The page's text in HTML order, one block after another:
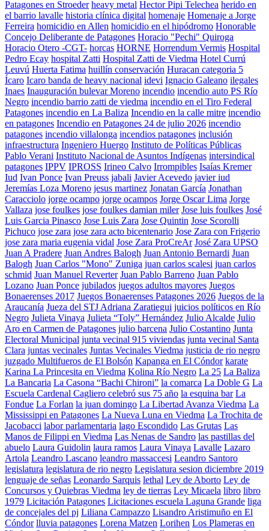
Patagones en Stroeder heavy metal Hector Pipi Telechea herido en
el barrio lavalle historia clínica digital homenaje Homenaje a Jorge
Ferreira homicidio en Allen homicidio en el hipódromo Honorable
Concejo Deliberante de Patagones Horacio "Pechi" Quiroga
Horacio Otero -CGT- horcas HORNE Horrendum Vermis Hospital
Pedro Ecay hospital Zatti Hospital Zatti de Viedma Hotel Currú
Leuvú Huerta Fatima huillín conservación Huracan categoria 5
Ícaro Icaro banda de heavy nacional idevi Ignacio Galeano ilegales
Inaes Inauguración bulevar Moreno incendio incendio auto PS Río
Negro incendio barrio zatti de viedma incendio en el Tiro Federal
Patagones incendio en La Baliza Incendio en la calle mitre incendio
en patagones Incendio en Patagones 24 de julio 2026 incendio
patagones incendio villalonga incendios patagones inclusión
infraestructura Ingeniero Huergo Instituto de Políticas Públicas
Pablo Verani Instituto Nacional de Asuntos Indígenas intersindical
patagones IPPV IPROSS Irineo Calvo Irrompibles Isaías Kremer
Iud Ivan Ponce Ivan Preuss jabali Javier Acevedo javier iud
Jeremías Loza Moreno jesus martinez Jonatan García Jonathan
Caracciolo jorge ocampo jorge ocampos Jorge Oscar Lima Jorge
Vallaza jose foulkes jose foulkes damian miler Jose luis foulkes José
Luis Garcia Pinasco Jose Luis Zara Jose Quintin Jose Scorolli
Pichuco jose zara jose zara acto bicentenario Jose Zara con Frigerio
jose zara maria eugenia vidal Jose Zara ProCreAr José Zara UPSO
Juan A Pradere Juan Andres Balogh Juan Antonio Bernardi Juan
Balogh Juan Carlos "Mono" Zuniga juan carlos scalesi juan carlos
schmid Juan Manuel Reverter Juan Pablo Barreno Juan Pablo
Lozano Juan Ponce jubilados juegos adultos mayores Juegos
Bonaerenses 2017 Juegos Bonaerenses Patagones 2026 Juegos de la
Araucanía Jueza del STJ Adriana Zaratiegui juicios políticos en Río
Negro Julieta Vinaya Julieta “Toly” Hernández Julio Alcalde Julio
Aro en Carmen de Patagones julio barcena Julio Costantino Junta
Electoral Municipal junta vecinal 915 viviendas junta vecinal Santa
Clara juntas vecinales Juntas Vecinales Viedma justicia de rio negro
juzgado Multifueros de El Bolsón Kapanga en El Cóndor karate
Karina La Princesita en Viedma Kolina Río Negro La 25 La Baliza
La Bancaria La Casona “Bachi Chironi” la comarca La Doble G La
Escuela Cardenal Cagliero celebró sus 75 año la esquina bar La
Fondue La Forlan la juan domingo La Libertad Avanza Viedma La
Mississippi en Patagones La Nueva Luna en Viedma La Trochita de
Jacobacci labor parlamentaria lago Escondido Las Grutas Las
Manos de Filippi en Viedma Las Nenas de Sandro las pastillas del
abuelo Laura Guidolin laura ramos Laura Vinaya Lavalle Lazaro
Artola Leandro Lascano leandro massaccesi Leandro Santoro
legislatura legislatura de rio negro Legislatura sesion diciembre 2019
lenguaje de señas Leonardo Sarquis lethal Ley de Aborto Ley de
Concursos y Quiebras Viedma ley de tierras Ley Micaela libro libro
1979 Licitación Patagones Licitaciones escuela Laguna Grande liga
de concejales del pj Liliana Campazzo Lisandro Aristimuño en El
Cóndor lluvia patagones Lorena Matzen Lorihen Los Plameras en